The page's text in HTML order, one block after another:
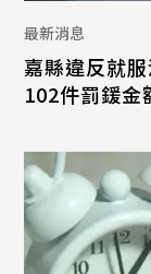
最新消息
嘉縣違反就
102件罰鍰金